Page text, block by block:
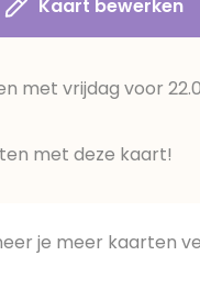
Kaart bewerken
met vrijdag voor
met deze kaart!
je meer kaarten